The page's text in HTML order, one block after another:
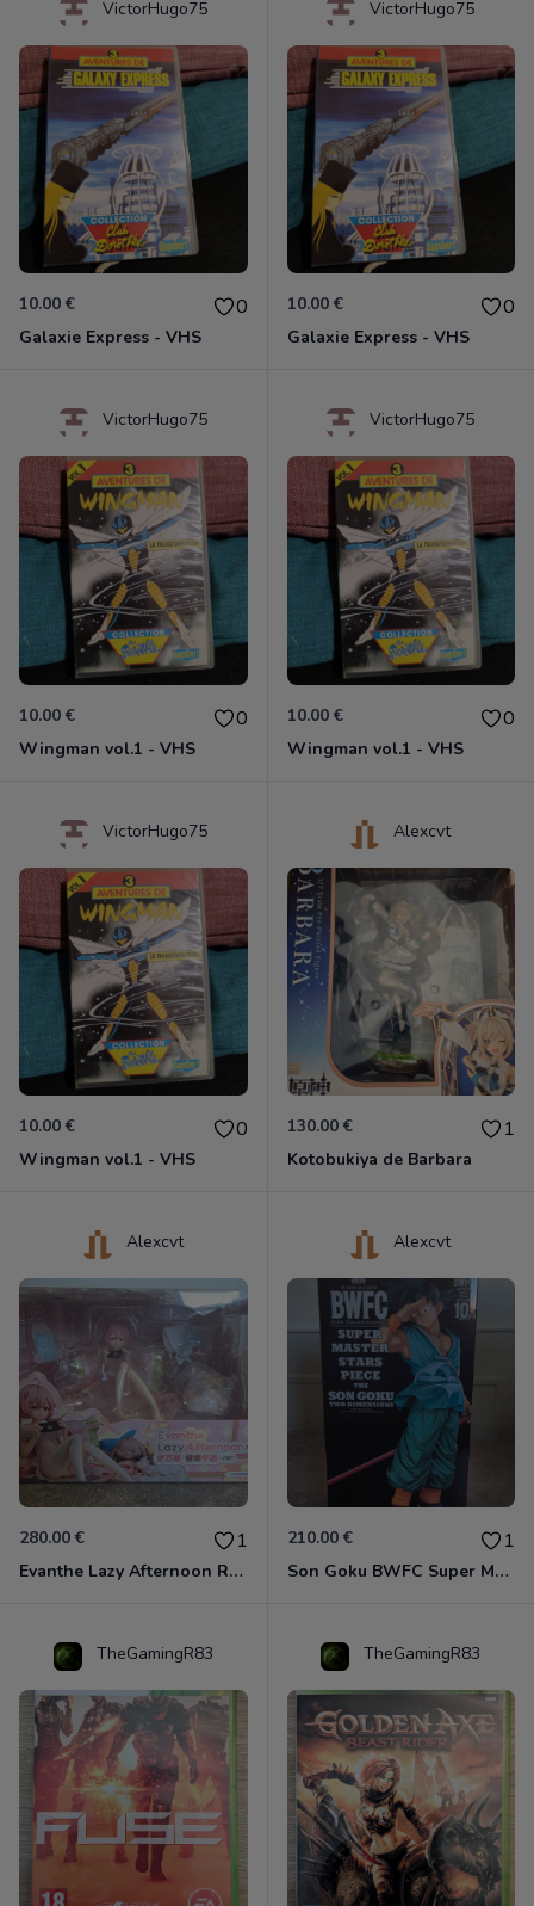
VictorHugo75
10.00 € 0
Galaxie Express - VHS
VictorHugo75
10.00 € 0
Galaxie Express - VHS
VictorHugo75
10.00 € 0
Wingman vol.1 - VHS
VictorHugo75
10.00 € 0
Wingman vol.1 - VHS
VictorHugo75
10.00 € 0
Wingman vol.1 - VHS
Alexcvt
130.00 € 1
Kotobukiya de Barbara
Alexcvt
280.00 € 1
Evanthe Lazy Afternoon Red Pride of Eden
Alexcvt
210.00 € 1
Son Goku BWFC Super Master Stars
TheGamingR83 TheGamingR83